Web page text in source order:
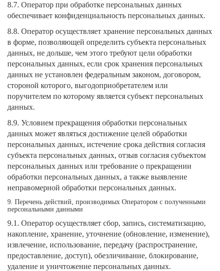
8.7. Оператор при обработке персональных данных
обеспечивает конфиденциальность персональных данных.
8.8. Оператор осуществляет хранение персональных данных
в форме, позволяющей определить субъекта персональных
данных, не дольше, чем этого требуют цели обработки
персональных данных, если срок хранения персональных
данных не установлен федеральным законом, договором,
стороной которого, выгодоприобретателем или
поручителем по которому является субъект персональных
данных.
8.9. Условием прекращения обработки персональных
данных может являться достижение целей обработки
персональных данных, истечение срока действия согласия
субъекта персональных данных, отзыв согласия субъектом
персональных данных или требование о прекращении
обработки персональных данных, а также выявление
неправомерной обработки персональных данных.
9. Перечень действий, производимых Оператором с полученными
персональными данными
9.1. Оператор осуществляет сбор, запись, систематизацию,
накопление, хранение, уточнение (обновление, изменение),
извлечение, использование, передачу (распространение,
предоставление, доступ), обезличивание, блокирование,
удаление и уничтожение персональных данных.